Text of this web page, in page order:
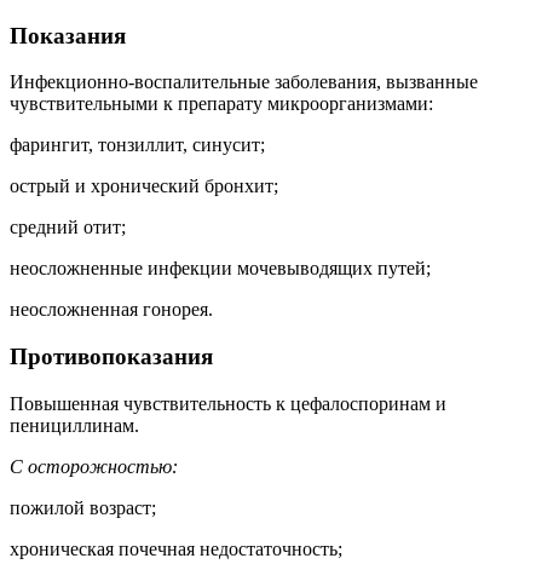
Показания
Инфекционно-воспалительные заболевания, вызванные
чувствительными к препарату микроорганизмами:
фарингит, тонзиллит, синусит;
острый и хронический бронхит;
средний отит;
неосложненные инфекции мочевыводящих путей;
неосложненная гонорея.
Противопоказания
Повышенная чувствительность к цефалоспоринам и
пенициллинам.
С осторожностью:
пожилой возраст;
хроническая почечная недостаточность;